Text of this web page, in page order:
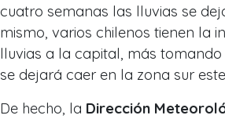
cuatro semanas las lluvias se
mismo, varios chilenos tienen la
lluvias a la capital, más
se dejará caer en la zona sur
De hecho, la Dirección